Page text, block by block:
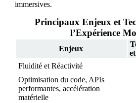
immersives.
Principaux Enjeux et
l’Expérience
Enjeux
Fluidité et Réactivité
Optimisation du code, APIs
performantes, accélération
matérielle